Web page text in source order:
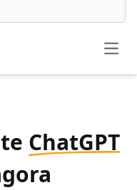
ChatGPT